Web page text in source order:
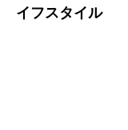
イフスタイル